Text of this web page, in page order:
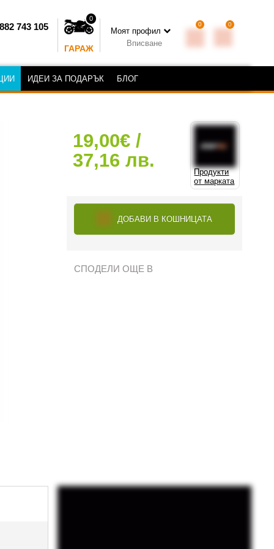
743 105
0
ГАРАЖ
Моят профил
Вписване
0 0
ИДЕИ ЗА ПОДАРЪК БЛОГ
Продукти
от марката
19,00€ /
37,16 лв.
ДОБАВИ В КОШНИЦАТА
СПОДЕЛИ ОЩЕ В